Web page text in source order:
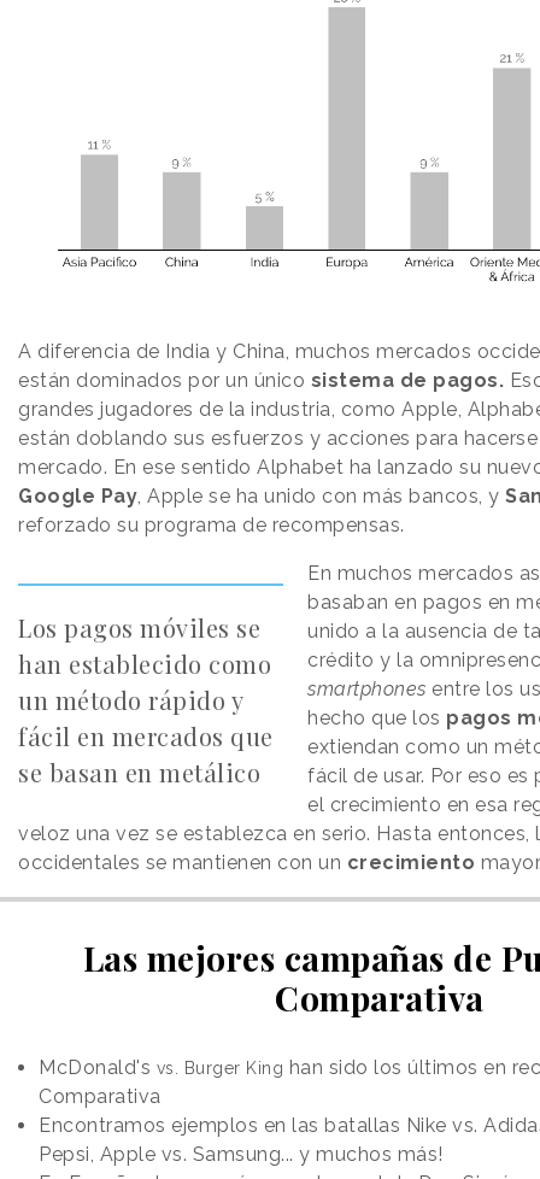
A diferencia de India y China, muchos mercados
están dominados por un único sistema de pagos.
grandes jugadores de la industria, como Apple,
están doblando sus esfuerzos y acciones para
mercado. En ese sentido Alphabet ha lanzado su
Google Pay, Apple se ha unido con más bancos, y
reforzado su programa de recompensas.
Los pagos móviles se
han establecido como
un método rápido y
fácil en mercados que
se basan en metálico
En muchos mercados
basaban en pagos en
unido a la ausencia de
crédito y la
smartphones entre los
hecho que los pagos
extiendan como un
fácil de usar. Por eso es
el crecimiento en esa
veloz una vez se establezca en serio. Hasta entonces,
occidentales se mantienen con un crecimiento
Las mejores campañas de
Comparativa
McDonald's vs. Burger King han sido los últimos en
Comparativa
Encontramos ejemplos en las batallas Nike vs.
Pepsi, Apple vs. Samsung... y muchos más!